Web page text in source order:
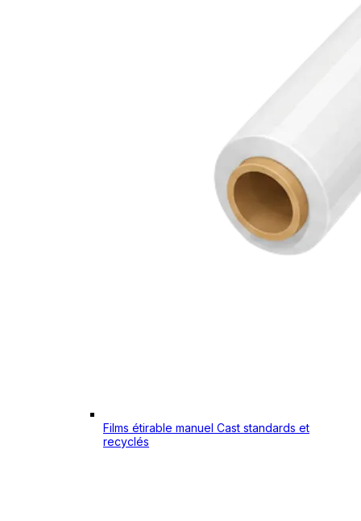
Films étirable manuel Cast standards et
recyclés